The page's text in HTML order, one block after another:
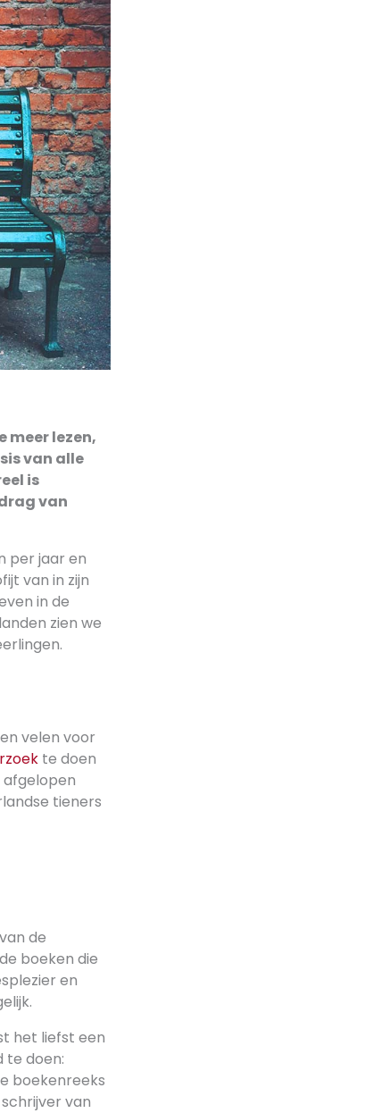
meer lezen,
van alle
is
van
per jaar en
van in zijn
in de
zien we
velen voor
te doen
afgelopen
tieners
de
boeken die
en
het liefst een
te doen:
boekenreeks
van